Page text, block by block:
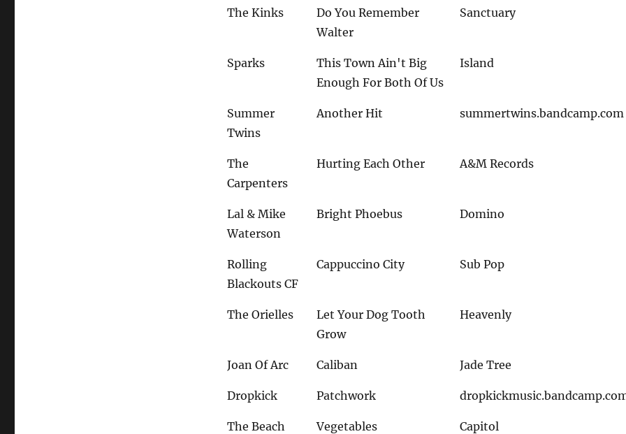
The Kinks
Do You Remember
Walter
Sanctuary
Sparks
This Town Ain't Big
Enough For Both Of Us
Island
Summer
Twins
Another Hit summertwins.bandcamp.com
The
Carpenters
Hurting Each Other A&M Records
Lal & Mike
Waterson
Bright Phoebus Domino
Rolling
Blackouts CF
Cappuccino City Sub Pop
The Orielles
Let Your Dog Tooth
Grow
Heavenly
Joan Of Arc Caliban Jade Tree
Dropkick Patchwork
The Beach
Vegetables Capitol